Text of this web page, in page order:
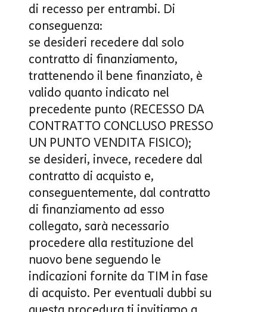
di recesso per entrambi. Di
conseguenza:
se desideri recedere dal solo
contratto di finanziamento,
trattenendo il bene finanziato, è
valido quanto indicato nel
precedente punto (RECESSO DA
CONTRATTO CONCLUSO PRESSO
UN PUNTO VENDITA FISICO);
se desideri, invece, recedere dal
contratto di acquisto e,
conseguentemente, dal contratto
di finanziamento ad esso
collegato, sarà necessario
procedere alla restituzione del
nuovo bene seguendo le
indicazioni fornite da TIM in fase
di acquisto. Per eventuali dubbi su